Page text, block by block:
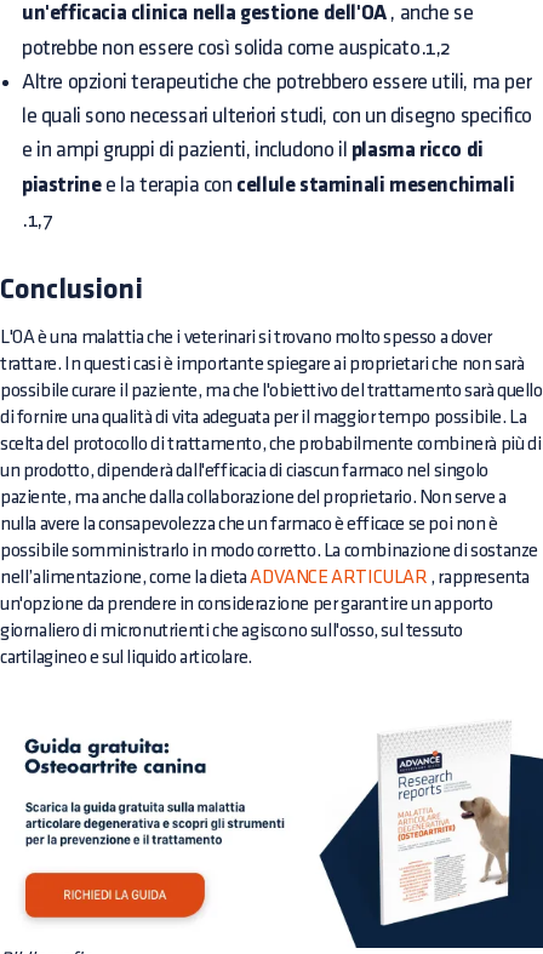
un'efficacia clinica nella gestione dell'OA, anche se
potrebbe non essere così solida come auspicato.1,2
Altre opzioni terapeutiche che potrebbero essere utili, ma per
le quali sono necessari ulteriori studi, con un disegno specifico
e in ampi gruppi di pazienti, includono il plasma ricco di
piastrinee la terapia con cellule staminali mesenchimali
.1,7
Conclusioni
L'OA è una malattia che i veterinari si trovano molto spesso a dover
trattare. In questi casi è importante spiegare ai proprietari che non sarà
possibile curare il paziente, ma che l'obiettivo del trattamento sarà quello
di fornire una qualità di vita adeguata per il maggior tempo possibile. La
scelta del protocollo di trattamento, che probabilmente combinerà più di
un prodotto, dipenderà dall'efficacia di ciascun farmaco nel singolo
paziente, ma anche dalla collaborazione del proprietario. Non serve a
nulla avere la consapevolezza che un farmaco è efficace se poi non è
possibile somministrarlo in modo corretto. La combinazione di sostanze
nell’alimentazione, come la dieta ADVANCE ARTICULAR , rappresenta
un'opzione da prendere in considerazione per garantire un apporto
giornaliero di micronutrienti che agiscono sull'osso, sul tessuto
cartilagineo e sul liquido articolare.